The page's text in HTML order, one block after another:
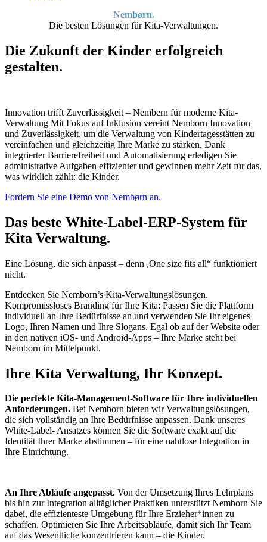
Nembørn.
Die besten Lösungen für Kita-Verwaltungen.
Die Zukunft der Kinder erfolgreich
gestalten.
Innovation trifft Zuverlässigkeit – Nembern für moderne Kita-
Verwaltung Mit Fokus auf Inklusion vereint Nemborn Innovation
und Zuverlässigkeit, um die Verwaltung von Kindertagesstätten zu
vereinfachen und gleichzeitig Ihre Marke zu stärken. Dank
integrierter Barrierefreiheit und Automatisierung erledigen Sie
administrative Aufgaben effizienter und gewinnen mehr Zeit für das,
was wirklich zählt: die Kinder.
Fordern Sie eine Demo von Nembørn an.
Das beste White-Label-ERP-System für
Kita Verwaltung.
Eine Lösung, die sich anpasst – denn ,One size fits all“ funktioniert
nicht.
Entdecken Sie Nemborn’s Kita-Verwaltungslösungen.
Kompromissloses Branding für Ihre Kita: Passen Sie die Plattform
individuell an Ihre Bedürfnisse an und verwenden Sie Ihr eigenes
Logo, Ihren Namen und Ihre Slogans. Egal ob auf der Website oder
in den nativen iOS- und Android-Apps – Ihre Marke steht bei
Nemborn im Mittelpunkt.
Ihre Kita Verwaltung, Ihr Konzept.
Die perfekte Kita-Management-Software für Ihre individuellen
Anforderungen. Bei Nemborn bieten wir Verwaltungslösungen,
die sich vollständig an Ihre Bedürfnisse anpassen. Dank unseres
White-Label- Ansatzes können Sie die Software exakt auf die
Identität Ihrer Marke abstimmen – für eine nahtlose Integration in
Ihre Einrichtung.
An Ihre Abläufe angepasst. Von der Umsetzung Ihres Lehrplans
bis hin zur Integration alltäglicher Praktiken unterstützt Nemborn Sie
dabei, die effizienteste Umgebung für Ihre Erzieher*innen zu
schaffen. Optimieren Sie Ihre Arbeitsabläufe, damit sich Ihr Team
auf das Wesentliche konzentrieren kann – die Kinder.